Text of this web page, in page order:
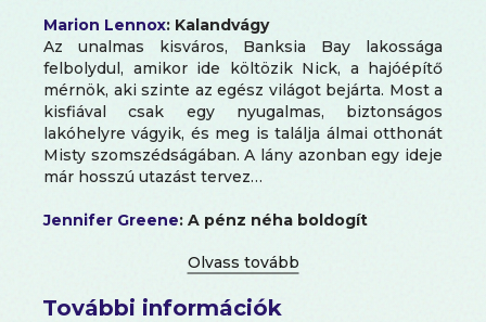
Marion Lennox: Kalandvágy
Az unalmas kisváros, Banksia Bay lakossága
felbolydul, amikor ide költözik Nick, a hajóépítő
mérnök, aki szinte az egész világot bejárta. Most a
kisfiával csak egy nyugalmas, biztonságos
lakóhelyre vágyik, és meg is találja álmai otthonát
Misty szomszédságában. A lány azonban egy ideje
már hosszú utazást tervez…
Jennifer Greene: A pénz néha boldogít
foglalkozik. Egyik tanítványának az apja hálából
ettől a lány élete a feje tetejére áll. Amikor
További információk